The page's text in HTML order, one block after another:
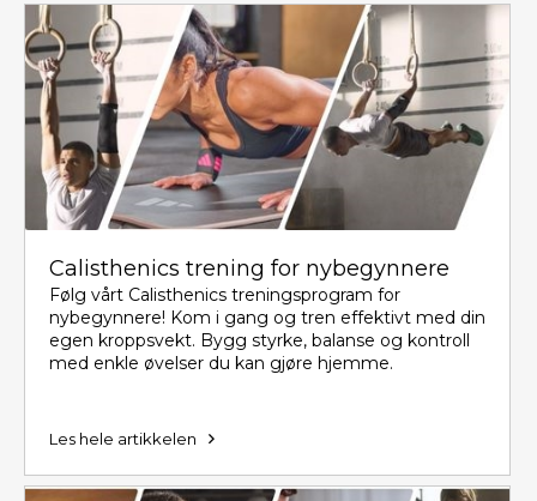
Calisthenics trening for nybegynnere
Følg vårt Calisthenics treningsprogram for
nybegynnere! Kom i gang og tren effektivt med din
egen kroppsvekt. Bygg styrke, balanse og kontroll
med enkle øvelser du kan gjøre hjemme.
Les hele artikkelen